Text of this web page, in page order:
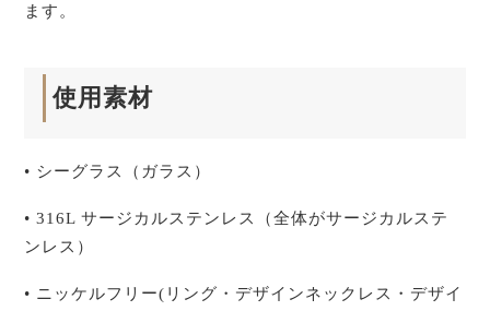
ます。
使用素材
• シーグラス（ガラス）
• 316L サージカルステンレス（全体がサージカルステ
ンレス）
• ニッケルフリー(リング・デザインネックレス・デザイ